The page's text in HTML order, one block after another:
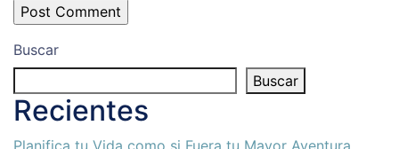
Buscar
Buscar
Recientes